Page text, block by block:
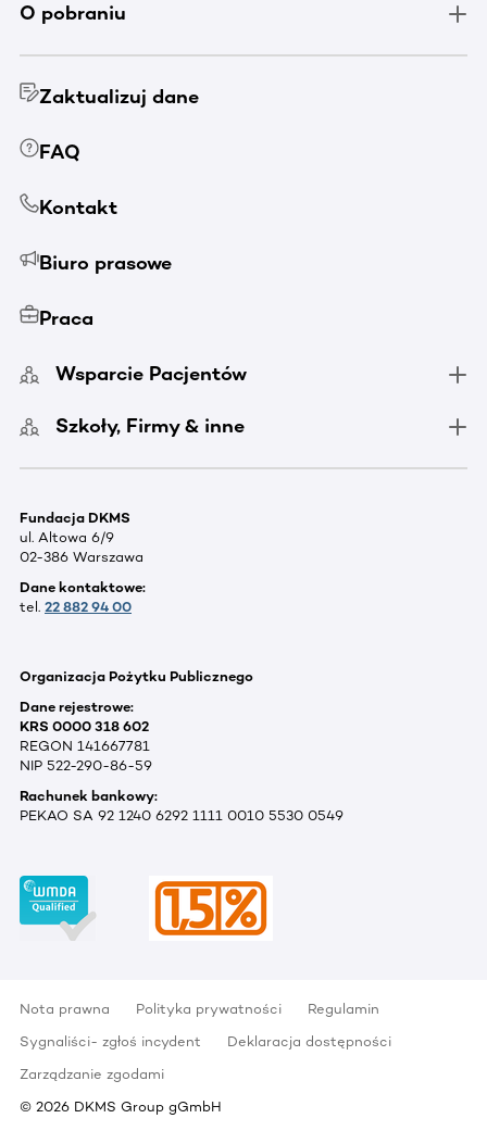
O pobraniu
Zaktualizuj dane
FAQ
Kontakt
Biuro prasowe
Praca
Wsparcie Pacjentów
Szkoły, Firmy & inne
Fundacja DKMS
ul. Altowa 6/9
02-386 Warszawa
Dane kontaktowe:
tel. 22 882 94 00
Organizacja Pożytku Publicznego
Dane rejestrowe:
KRS 0000 318 602
REGON 141667781
NIP 522-290-86-59
Rachunek bankowy:
PEKAO SA 92 1240 6292 1111 0010 5530 0549
Nota prawna Polityka prywatności
Regulamin
Sygnaliści- zgłoś incydent
Deklaracja dostępności
Zarządzanie zgodami
© 2026 DKMS Group gGmbH